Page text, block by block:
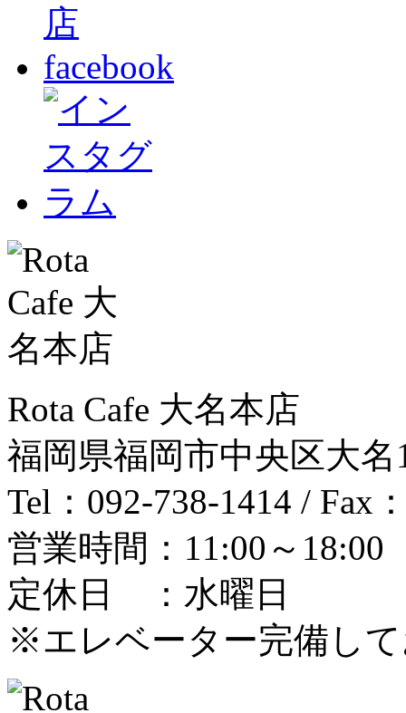
Rota Cafe 大名本店
福岡県福岡市中央区大名
Tel：092-738-1414 / Fax
営業時間：11:00～18:00
定休日 ：水曜日
※エレベーター完備し